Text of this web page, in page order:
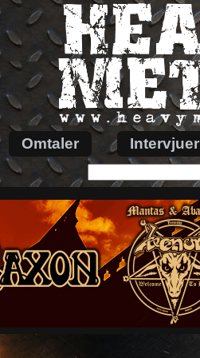
Omtaler Intervjuer
etter: